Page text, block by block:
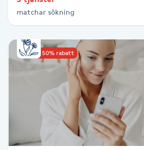
Skönhet
Slingor
Spa manikyr & pedikyr
matchar sökning
Upp till 50% rabatt